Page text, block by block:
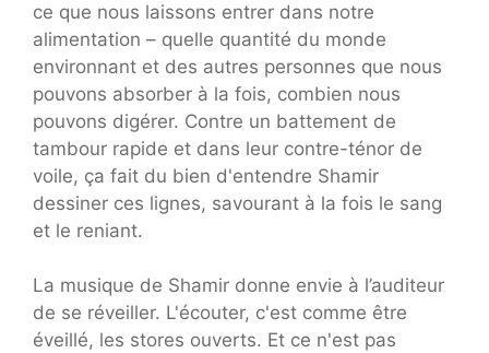
ce que nous laissons entrer dans notre
alimentation – quelle quantité du monde
environnant et des autres personnes que nous
pouvons absorber à la fois, combien nous
pouvons digérer. Contre un battement de
tambour rapide et dans leur contre-ténor de
voile, ça fait du bien d'entendre Shamir
dessiner ces lignes, savourant à la fois le sang
et le reniant.
La musique de Shamir donne envie à l’auditeur
de se réveiller. L'écouter, c'est comme être
éveillé, les stores ouverts. Et ce n'est pas